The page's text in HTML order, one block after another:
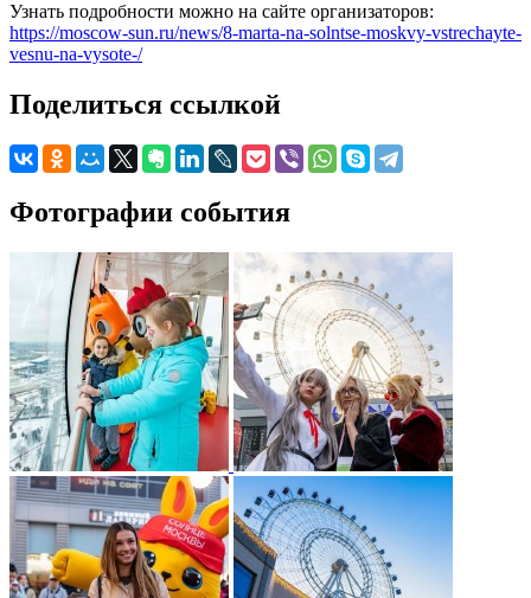
Узнать подробности можно на сайте организаторов:
https://moscow-sun.ru/news/8-marta-na-solntse-moskvy-vstrechayte-
vesnu-na-vysote-/
Поделиться ссылкой
Фотографии события